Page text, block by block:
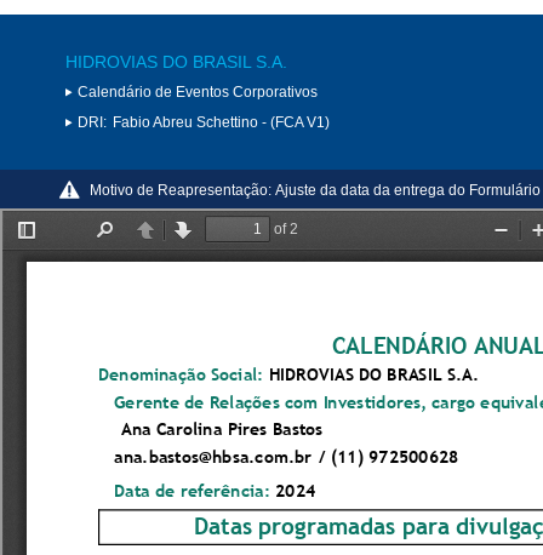
HIDROVIAS DO BRASIL S.A.
Calendário de Eventos Corporativos
DRI: Fabio Abreu Schettino - (FCA V1)
Motivo de Reapresentação: Ajuste da data da entrega do